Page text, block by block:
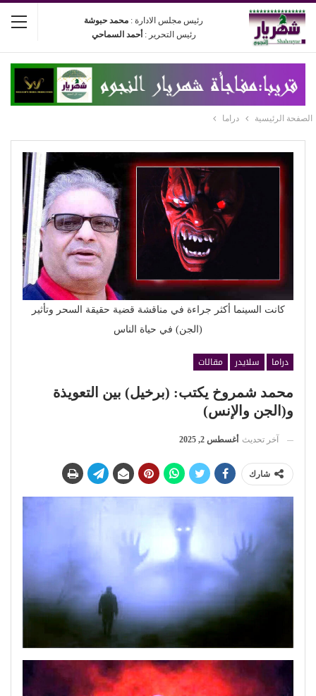
رئيس مجلس الادارة : محمد حبوشة
رئيس التحرير : أحمد السماحي
الصفحة الرئيسية دراما
كانت السينما أكثر جراءة في مناقشة قضية حقيقة السحر وتأثير
(الجن) في حياة الناس
دراما سلايدر
مقالات
محمد شمروخ يكتب: (برخيل) بين التعويذة
و(الجن والإنس)
آخر تحديث أغسطس 2, 2025
شارك